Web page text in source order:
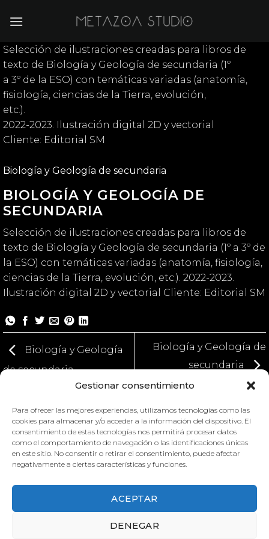
Gestionar consentimiento
Para ofrecer las mejores experiencias, utilizamos tecnologías como las
cookies para almacenar y/o acceder a la información del dispositivo. El
consentimiento de estas tecnologías nos permitirá procesar datos
como el comportamiento de navegación o las identificaciones únicas
en este sitio. No consentir o retirar el consentimiento, puede afectar
negativamente a ciertas características y funciones.
ACEPTAR
DENEGAR
Biología y Geología de secundaria
BIOLOGÍA Y GEOLOGÍA DE
SECUNDARIA
Selección de ilustraciones creadas para libros de
texto de Biología y Geología de secundaria (1º a 3º de
la ESO) con temáticas variadas (anatomía, fisiología,
ciencias de la Tierra, evolución, etc.). 2022-2023.
Ilustración digital 2D y vectorial Cliente: Editorial SM
Selección de ilustraciones creadas para libros de
texto de Biología y Geología de secundaria (1º
a 3º de la ESO) con temáticas variadas (anatomía,
fisiología, ciencias de la Tierra, evolución,
etc.).
2022-2023. Ilustración digital 2D y vectorial
Cliente: Editorial SM
Biología y Geología
de secundaria
Biología y Geología de
secundaria
BIOLOGÍA Y GEOLOGÍA DE
BIOLOGÍA Y GEOLOGÍA DE